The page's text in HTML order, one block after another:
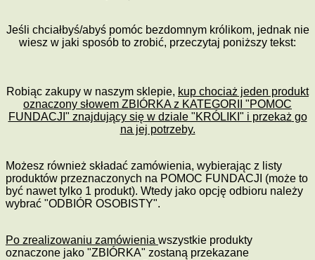
Jeśli chciałbyś/abyśpomóc bezdomnym królikom, jednak nie
wiesz w jaki sposób to zrobić, przeczytaj poniższy tekst:
Robiąc zakupy w naszym sklepie, kup chociaż jeden produkt
oznaczony słowem ZBIÓRKA z KATEGORII "POMOC
FUNDACJI" znajdujący sięw dziale "KRÓLIKI" i przekaż go
na jej potrzeby.
Możesz również składać zamówienia, wybierając z listy
produktów przeznaczonych na POMOC FUNDACJI (może to
być nawet tylko 1 produkt). Wtedy jako opcję odbioru należy
wybrać "ODBIÓR OSOBISTY".
Po zrealizowaniu zamówienia wszystkie produkty
oznaczone jako "ZBIÓRKA" zostaną przekazane